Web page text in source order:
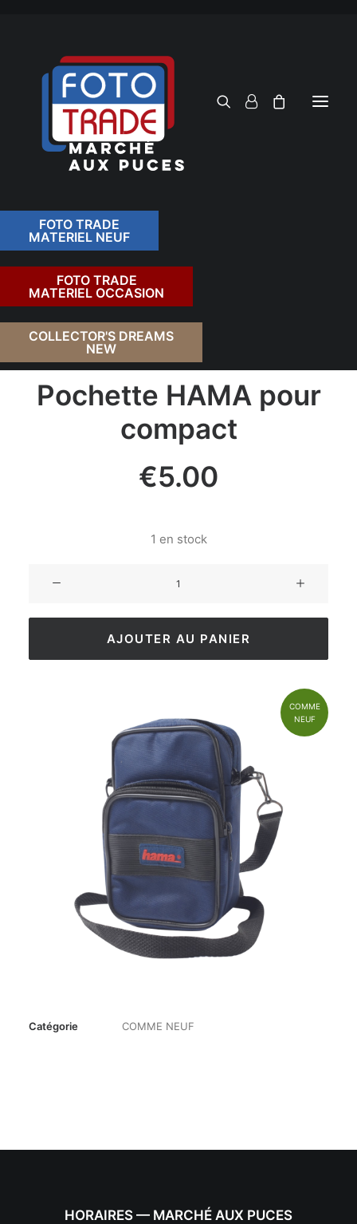
FOTO TRADE
MATERIEL NEUF
FOTO TRADE
MATERIEL OCCASION
COLLECTOR'S DREAMS
NEW
RETOUR
Pochette HAMA pour
compact
€5.00
1 en stock
AJOUTER AU PANIER
COMME
NEUF
Catégorie COMME NEUF
HORAIRES — MARCHÉ AUX PUCES